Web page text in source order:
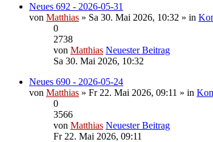
Neues 692 - 2026-05-31
von Matthias » Sa 30. Mai 2026, 10:32 » in
0
2738
von Matthias Neuester Beitrag
Sa 30. Mai 2026, 10:32
Neues 690 - 2026-05-24
von Matthias » Fr 22. Mai 2026, 09:11 » in
0
3566
von Matthias Neuester Beitrag
Fr 22. Mai 2026, 09:11